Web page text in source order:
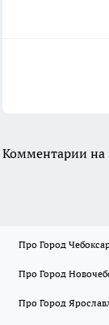
Комментарии на
Про Город
Про Город
Про Город